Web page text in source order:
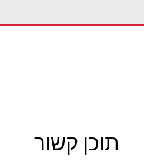
תוכן קשור